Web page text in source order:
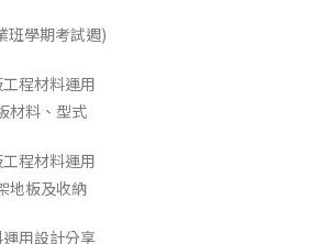
班學期考試週)
程材料運用
材料、型式
程材料運用
地板及收納
用設計分享